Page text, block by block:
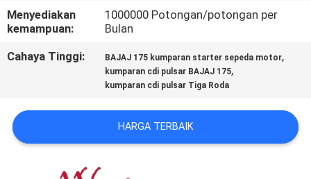
PETA
SITUS
PRIBADI
Menyediakan
kemampuan:
1000000 Potongan/potongan per
Bulan
Cahaya Tinggi:
BAJAJ 175 kumparan starter sepeda motor,
kumparan cdi pulsar BAJAJ 175,
kumparan cdi pulsar Tiga Roda
HARGA TERBAIK